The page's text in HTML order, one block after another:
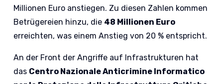
Millionen Euro anstiegen. Zu diesen Zahlen kommen
Betrügereien hinzu, die 48 Millionen Euro
erreichten, was einem Anstieg von 20 % entspricht.
An der Front der Angriffe auf Infrastrukturen hat
das Centro Nazionale Anticrimine Informatico